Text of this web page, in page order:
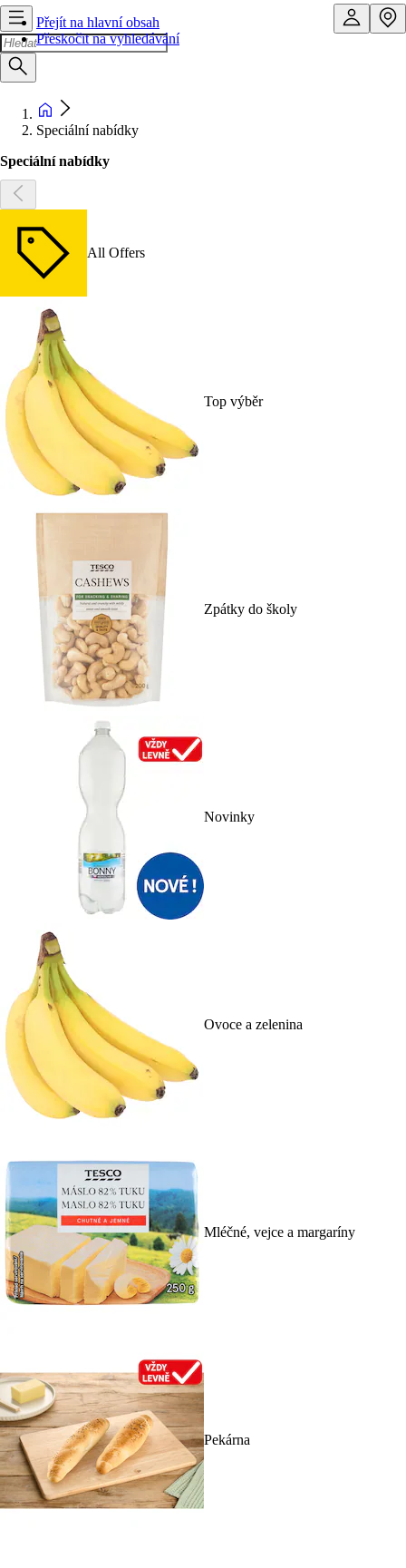
Přejít na hlavní obsah
Přeskočit na vyhledávání
Speciální nabídky
Speciální nabídky
All Offers
Top výběr
Zpátky do školy
Novinky
Ovoce a zelenina
Mléčné, vejce a margaríny
Pekárna